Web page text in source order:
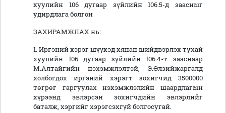
хуулийн 106 дугаар зүйлийн 106.5-д заасныг
удирдлага болгон
ЗАХИРАМЖЛАХ нь:
1. Иргэний хэрэг шүүхэд хянан шийдвэрлэх тухай
хуулийн 106 дугаар зүйлийн 106.4-т зааснаар
М.Алтайгийн нэхэмжлэлтэй, Э.Өлзийжаргалд
холбогдох иргэний хэрэгт зохигчид 3500000
төгрөг гаргуулах нэхэмжлэлийн шаардлагын
хүрээнд эвлэрсэн зохигчдийн эвлэрлийг
баталж, хэргийг хэрэгсэхгүй болгосугай.